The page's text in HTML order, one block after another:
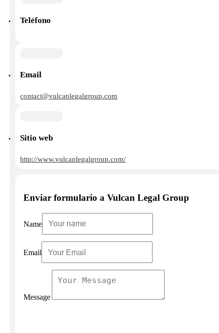
Teléfono
Email
contact@vulcanlegalgroup.com
Sitio web
http://www.vulcanlegalgroup.com/
Enviar formulario a Vulcan Legal Group
Name
Email
Message